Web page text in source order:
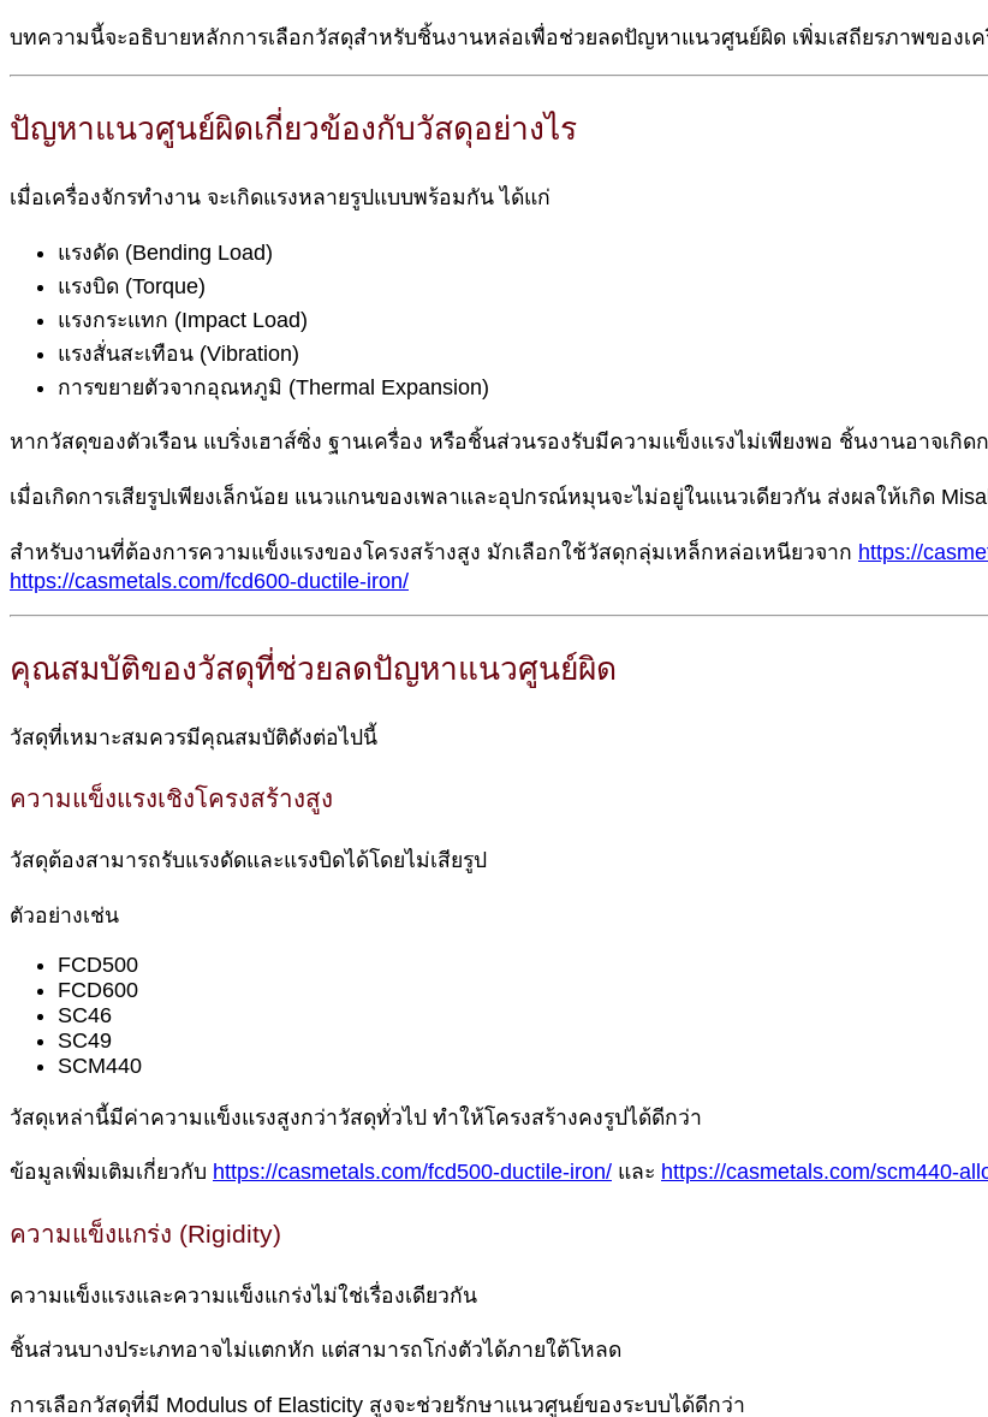
บทความนี้จะอธิบายหลักการเลือกวัสดุสำหรับชิ้นงานหล่อเพื่อช่วยลดปัญหาแนวศูนย์ผิด เพิ่มเสถียรภาพของเค
ปัญหาแนวศูนย์ผิดเกี่ยวข้องกับวัสดุอย่างไร
เมื่อเครื่องจักรทำงาน จะเกิดแรงหลายรูปแบบพร้อมกัน ได้แก่
แรงดัด (Bending Load)
แรงบิด (Torque)
แรงกระแทก (Impact Load)
แรงสั่นสะเทือน (Vibration)
การขยายตัวจากอุณหภูมิ (Thermal Expansion)
หากวัสดุของตัวเรือน แบริ่งเฮาส์ซิ่ง ฐานเครื่อง หรือชิ้นส่วนรองรับมีความแข็งแรงไม่เพียงพอ ชิ้นงานอาจเกิด
เมื่อเกิดการเสียรูปเพียงเล็กน้อย แนวแกนของเพลาและอุปกรณ์หมุนจะไม่อยู่ในแนวเดียวกัน ส่งผลให้เกิด
สำหรับงานที่ต้องการความแข็งแรงของโครงสร้างสูง มักเลือกใช้วัสดุกลุ่มเหล็กหล่อเหนียวจาก https://
https://casmetals.com/fcd600-ductile-iron/
คุณสมบัติของวัสดุที่ช่วยลดปัญหาแนวศูนย์ผิด
วัสดุที่เหมาะสมควรมีคุณสมบัติดังต่อไปนี้
ความแข็งแรงเชิงโครงสร้างสูง
วัสดุต้องสามารถรับแรงดัดและแรงบิดได้โดยไม่เสียรูป
ตัวอย่างเช่น
FCD500
FCD600
SC46
SC49
SCM440
วัสดุเหล่านี้มีค่าความแข็งแรงสูงกว่าวัสดุทั่วไป ทำให้โครงสร้างคงรูปได้ดีกว่า
ข้อมูลเพิ่มเติมเกี่ยวกับ https://casmetals.com/fcd500-ductile-iron/ และ https://casmetals.com/scm440-
ความแข็งแกร่ง (Rigidity)
ความแข็งแรงและความแข็งแกร่งไม่ใช่เรื่องเดียวกัน
ชิ้นส่วนบางประเภทอาจไม่แตกหัก แต่สามารถโก่งตัวได้ภายใต้โหลด
การเลือกวัสดุที่มี Modulus of Elasticity สูงจะช่วยรักษาแนวศูนย์ของระบบได้ดีกว่า